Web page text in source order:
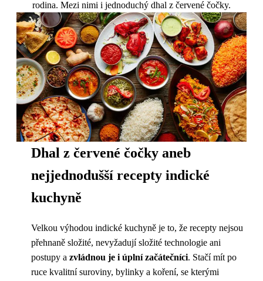
rodina. Mezi nimi i jednoduchý dhal z červené čočky.
Dhal z červené čočky aneb
nejjednodušší recepty indické
kuchyně
Velkou výhodou indické kuchyně je to, že recepty nejsou
přehnaně složité, nevyžadují složité technologie ani
postupy a zvládnou je i úplní začátečníci. Stačí mít po
ruce kvalitní suroviny, bylinky a koření, se kterými